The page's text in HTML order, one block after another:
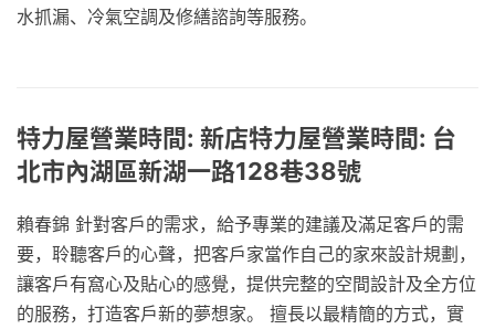
水抓漏、冷氣空調及修繕諮詢等服務。
特力屋營業時間: 新店特力屋營業時間: 台
北市內湖區新湖一路128巷38號
賴春錦 針對客戶的需求，給予專業的建議及滿足客戶的需
要，聆聽客戶的心聲，把客戶家當作自己的家來設計規劃，
讓客戶有窩心及貼心的感覺，提供完整的空間設計及全方位
的服務，打造客戶新的夢想家。 擅長以最精簡的方式，實